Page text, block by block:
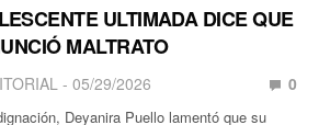
ULTIMADA DICE QUE
MALTRATO
05/29/2026 0
Deyanira Puello lamentó que su